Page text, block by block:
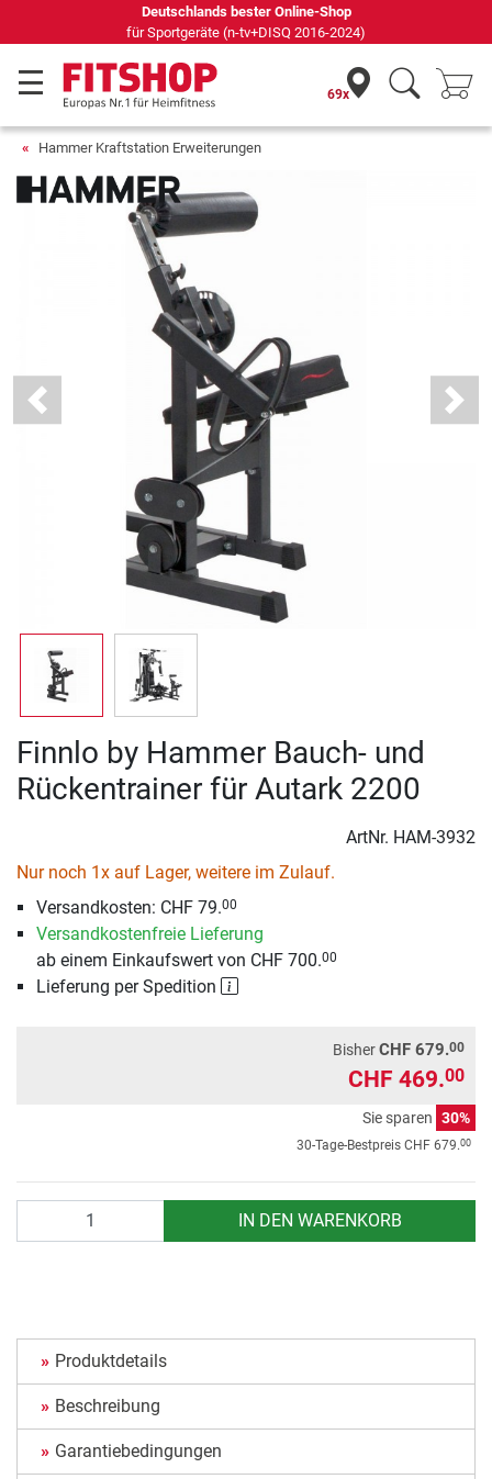
Seit 42 Jahren Ihr Experte für Heimfitness
69x
Hammer Kraftstation Erweiterungen
Previous Next
Finnlo by Hammer Bauch- und
Rückentrainer für Autark 2200
ArtNr. HAM-3932
Nur noch 1x auf Lager, weitere im Zulauf.
Versandkosten: CHF 79.00
Versandkostenfreie Lieferung
ab einem Einkaufswert von CHF 700.00
Lieferung per Spedition
BisherCHF 679.00
CHF 469.00
Sie sparen 30%
30-Tage-Bestpreis CHF 679.00
IN DEN WARENKORB
Produktdetails
Beschreibung
Garantiebedingungen